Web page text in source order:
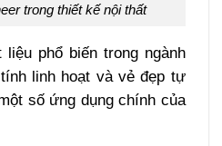
trong thiết kế nội thất
phổ biến trong ngành
linh hoạt và vẻ đẹp tự
số ứng dụng chính của